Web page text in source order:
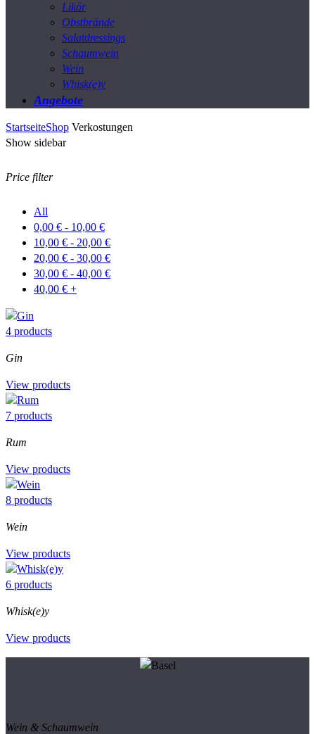
Likör
Obstbrände
Salatdressings
Schaumwein
Wein
Whisk(e)y
Angebote
StartseiteShop Verkostungen
Show sidebar
Price filter
All
0,00 € - 10,00 €
10,00 € - 20,00 €
20,00 € - 30,00 €
30,00 € - 40,00 €
40,00 € +
4 products
Gin
View products
7 products
Rum
View products
8 products
Wein
View products
6 products
Whisk(e)y
View products
Wein & Schaumwein